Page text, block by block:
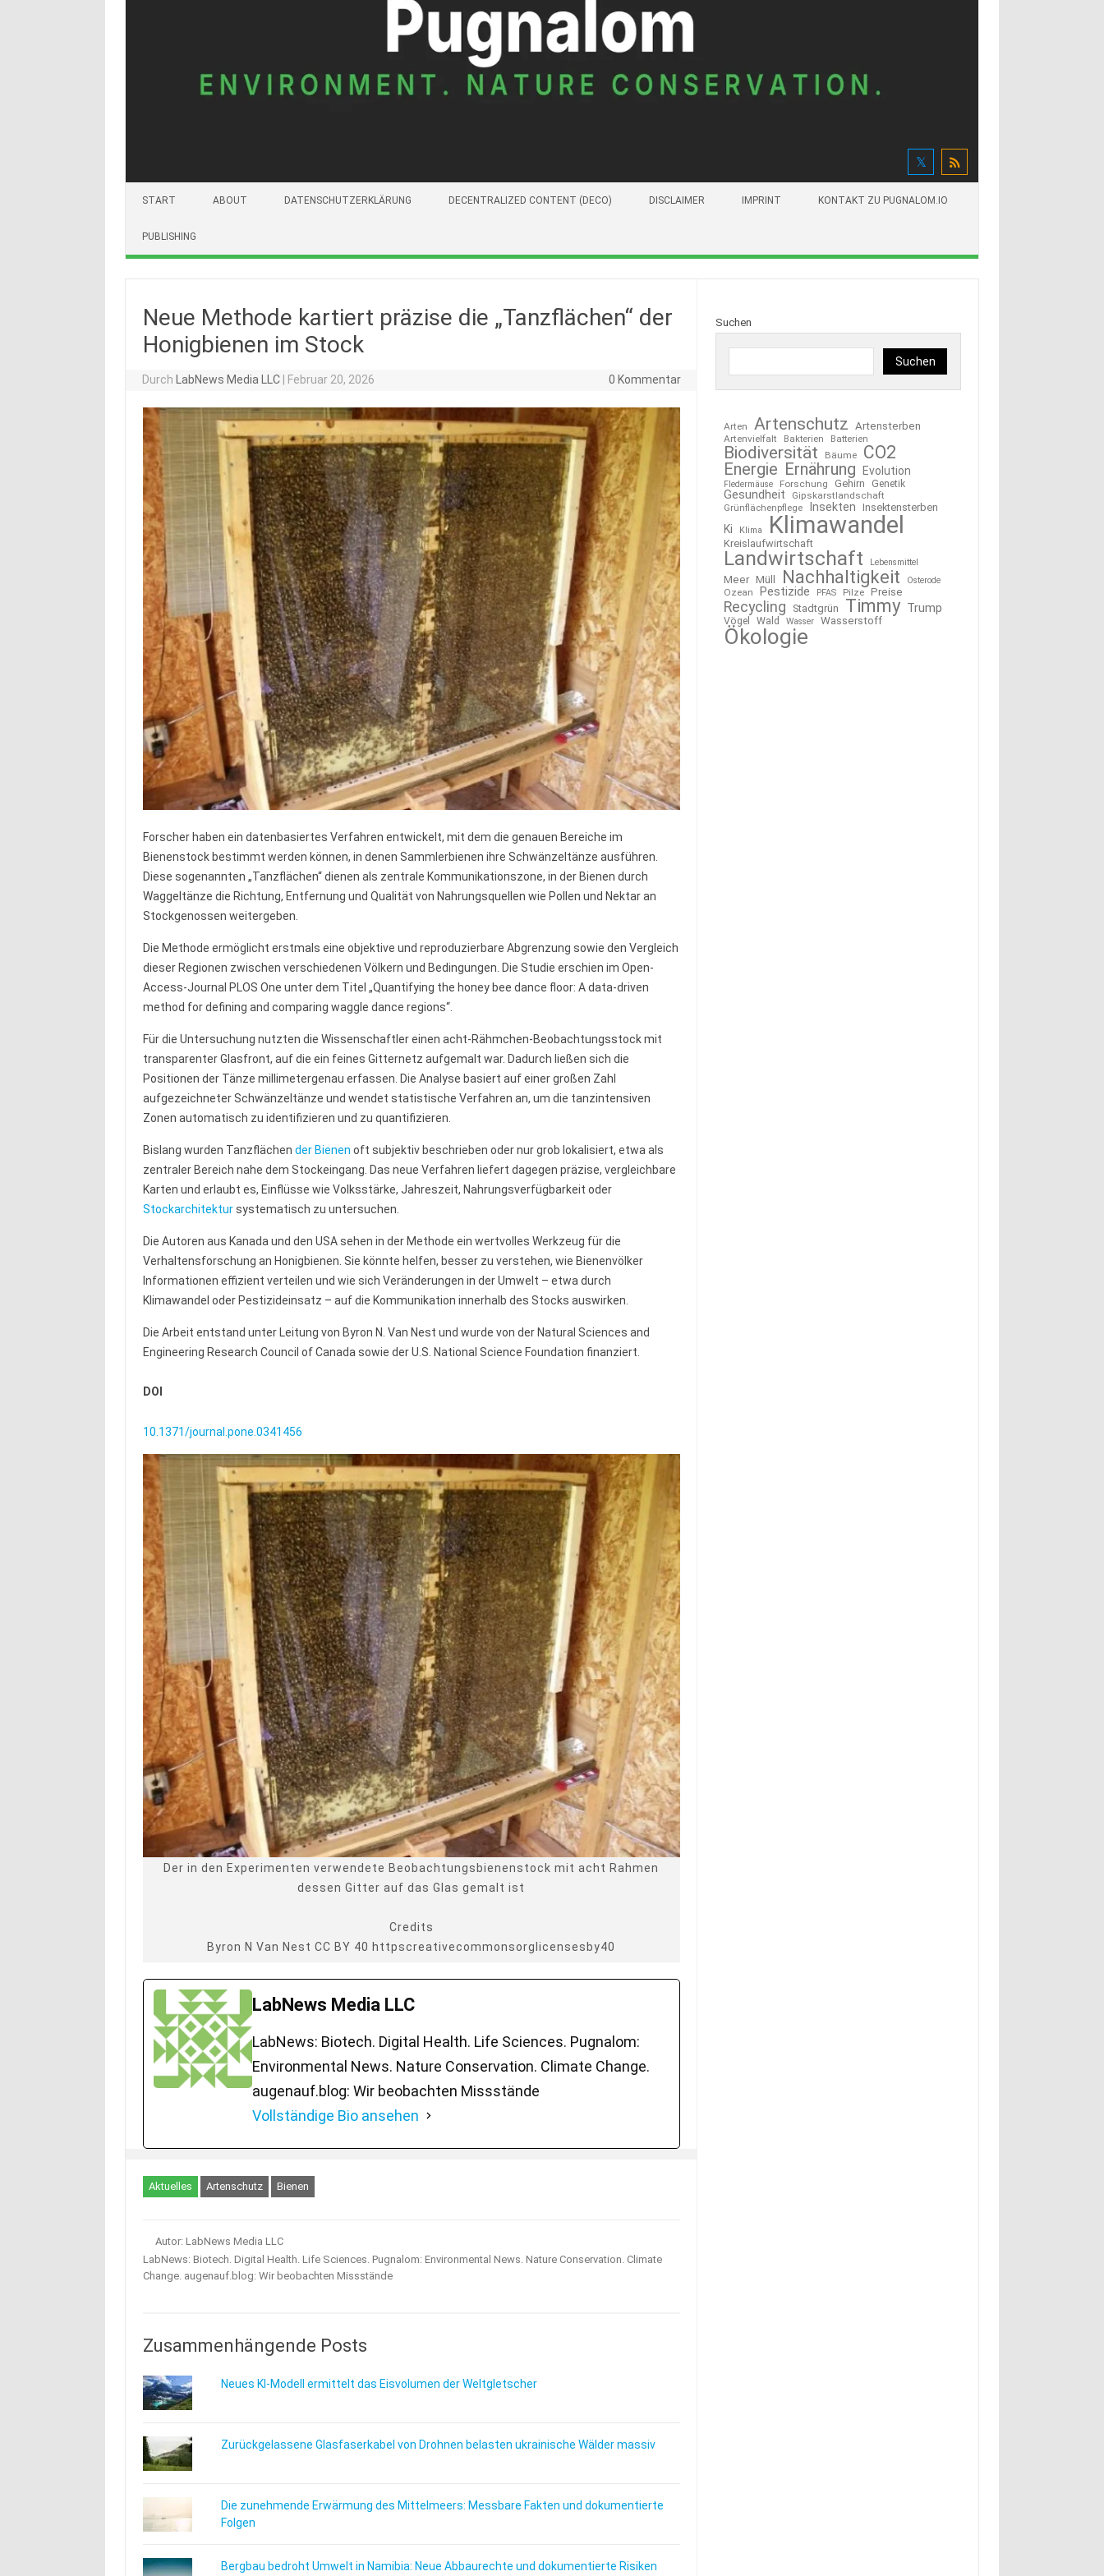
START ABOUT DATENSCHUTZERKLÄRUNG DECENTRALIZED CONTENT (DECO) DISCLAIMER IMPRINT KONTAKT ZU PUGNALOM.IO
PUBLISHING
Neue Methode kartiert präzise die „Tanzflächen“ der
Honigbienen im Stock
Durch LabNews Media LLC Februar 20, 2026 0 Kommentar
Forscher haben ein datenbasiertes Verfahren entwickelt, mit dem die genauen Bereiche im
Bienenstock bestimmt werden können, in denen Sammlerbienen ihre Schwänzeltänze ausführen.
Diese sogenannten „Tanzflächen“ dienen als zentrale Kommunikationszone, in der Bienen durch
Waggeltänze die Richtung, Entfernung und Qualität von Nahrungsquellen wie Pollen und Nektar an
Stockgenossen weitergeben.
Die Methode ermöglicht erstmals eine objektive und reproduzierbare Abgrenzung sowie den Vergleich
dieser Regionen zwischen verschiedenen Völkern und Bedingungen. Die Studie erschien im Open-
Access-Journal PLOS One unter dem Titel „Quantifying the honey bee dance floor: A data-driven
method for defining and comparing waggle dance regions“.
Für die Untersuchung nutzten die Wissenschaftler einen acht-Rähmchen-Beobachtungsstock mit
transparenter Glasfront, auf die ein feines Gitternetz aufgemalt war. Dadurch ließen sich die
Positionen der Tänze millimetergenau erfassen. Die Analyse basiert auf einer großen Zahl
aufgezeichneter Schwänzeltänze und wendet statistische Verfahren an, um die tanzintensiven
Zonen automatisch zu identifizieren und zu quantifizieren.
Bislang wurden Tanzflächen der Bienen oft subjektiv beschrieben oder nur grob lokalisiert, etwa als
zentraler Bereich nahe dem Stockeingang. Das neue Verfahren liefert dagegen präzise, vergleichbare
Karten und erlaubt es, Einflüsse wie Volksstärke, Jahreszeit, Nahrungsverfügbarkeit oder
Stockarchitektursystematisch zu untersuchen.
Die Autoren aus Kanada und den USA sehen in der Methode ein wertvolles Werkzeug für die
Verhaltensforschung an Honigbienen. Sie könnte helfen, besser zu verstehen, wie Bienenvölker
Informationen effizient verteilen und wie sich Veränderungen in der Umwelt – etwa durch
Klimawandel oder Pestizideinsatz – auf die Kommunikation innerhalb des Stocks auswirken.
Die Arbeit entstand unter Leitung von Byron N. Van Nest und wurde von der Natural Sciences and
Engineering Research Council of Canada sowie der U.S. National Science Foundation finanziert.
DOI
10.1371/journal.pone.0341456
Der in den Experimenten verwendete Beobachtungsbienenstock mit acht Rahmen
dessen Gitter auf das Glas gemalt ist
Credits
Byron N Van Nest CC BY 40 httpscreativecommonsorglicensesby40
LabNews Media LLC
LabNews: Biotech. Digital Health. Life Sciences. Pugnalom:
Environmental News. Nature Conservation. Climate Change.
augenauf.blog: Wir beobachten Missstände
Vollständige Bio ansehen
Aktuelles Artenschutz Bienen
Autor: LabNews Media LLC
LabNews: Biotech. Digital Health. Life Sciences. Pugnalom: Environmental News. Nature Conservation. Climate
Change. augenauf.blog: Wir beobachten Missstände
Zusammenhängende Posts
Neues KI-Modell ermittelt das Eisvolumen der Weltgletscher
Zurückgelassene Glasfaserkabel von Drohnen belasten ukrainische Wälder massiv
Die zunehmende Erwärmung des Mittelmeers: Messbare Fakten und dokumentierte
Folgen
Bergbau bedroht Umwelt in Namibia: Neue Abbaurechte und dokumentierte Risiken
Suchen
Suchen
Arten Artenschutz Artensterben
Artenvielfalt Bakterien Batterien
Biodiversität Bäume CO2
Energie Ernährung Evolution
Fledermäuse Forschung Gehirn Genetik
Gesundheit Gipskarstlandschaft
Grünflächenpflege Insekten Insektensterben
Ki Klima Klimawandel
Kreislaufwirtschaft
Landwirtschaft Lebensmittel
Meer Müll Nachhaltigkeit Osterode
Ozean Pestizide PFAS Pilze Preise
Recycling Stadtgrün Timmy Trump
Vögel Wald Wasser Wasserstoff
Ökologie